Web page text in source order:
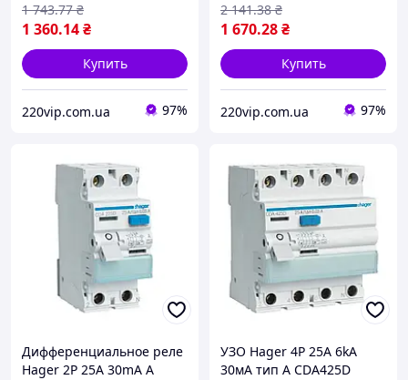
1 360.14₴
1 743.77 ₴
Купить
220vip.com.ua 97%
1 670.28₴
2 141.38 ₴
Купить
220vip.com.ua 97%
Дифференциальное реле
Hager 2P 25А 30mA A
УЗО Hager 4P 25А 6kA
30мА тип А CDA425D